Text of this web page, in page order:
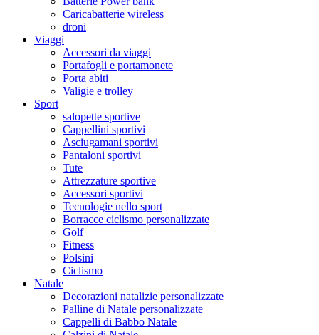
Caricabatterie wireless
droni
Viaggi
Accessori da viaggi
Portafogli e portamonete
Porta abiti
Valigie e trolley
Sport
salopette sportive
Cappellini sportivi
Asciugamani sportivi
Pantaloni sportivi
Tute
Attrezzature sportive
Accessori sportivi
Tecnologie nello sport
Borracce ciclismo personalizzate
Golf
Fitness
Polsini
Ciclismo
Natale
Decorazioni natalizie personalizzate
Palline di Natale personalizzate
Cappelli di Babbo Natale